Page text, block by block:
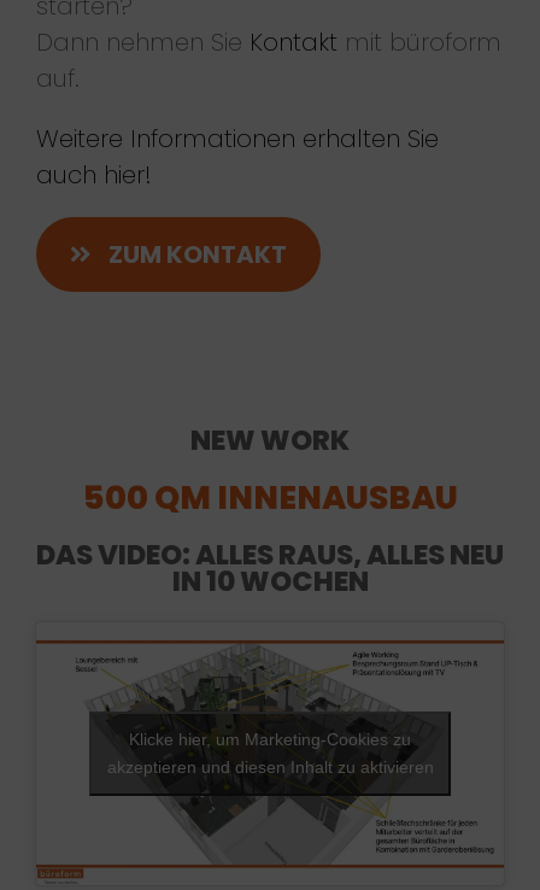
Dann nehmen Sie Kontakt mit büroform
auf.
Weitere Informationen erhalten Sie
auch hier!
ZUM KONTAKT
NEW WORK
500 QM INNENAUSBAU
DAS VIDEO: ALLES RAUS, ALLES NEU
IN 10 WOCHEN
Klicke hier, um Marketing-Cookies zu
akzeptieren und diesen Inhalt zu aktivieren